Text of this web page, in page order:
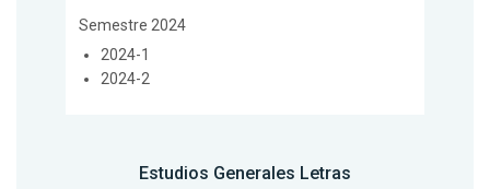
Semestre 2024
2024-1
2024-2
Estudios Generales Letras